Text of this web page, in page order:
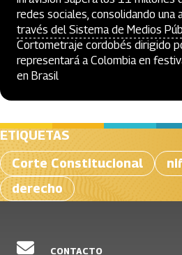
redes sociales, consolidando una
través del Sistema de Medios
Cortometraje cordobés dirigido
representará a Colombia en
en Brasil
ETIQUETAS
Corte Constitucional
derecho
CONTACTO